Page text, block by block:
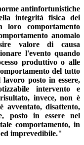
antinfortunistiche
integrità fisica dei
comportamento
anomalo
valore di causa
l'evento quando
produttivo o alle
del tutto
posto in essere,
intervento e
invece, non è
avventato, disattento,
posto in essere nel
comportamento, in
ed imprevedibile."